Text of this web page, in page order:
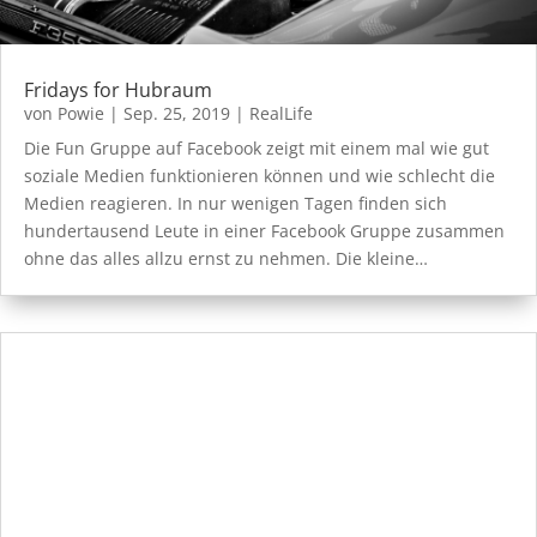
Fridays for Hubraum
von Powie | Sep. 25, 2019 | RealLife
Die Fun Gruppe auf Facebook zeigt mit einem mal wie gut
soziale Medien funktionieren können und wie schlecht die
Medien reagieren. In nur wenigen Tagen finden sich
hundertausend Leute in einer Facebook Gruppe zusammen
ohne das alles allzu ernst zu nehmen. Die kleine…